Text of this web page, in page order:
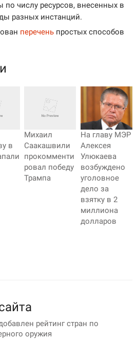
числу ресурсов, внесенных в
разных инстанций.
перечень простых способов
в
Михаил
Саакашвили
прокомменти
ровал победу
Трампа
На главу МЭР
Алексея
Улюкаева
возбуждено
уголовное
дело за
взятку в 2
миллиона
долларов
рейтинг стран по
оружия